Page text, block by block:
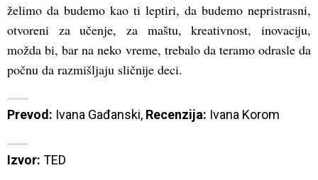
želimo da budemo kao ti leptiri, da budemo nepristrasni,
otvoreni za učenje, za maštu, kreativnost, inovaciju,
možda bi, bar na neko vreme, trebalo da teramo odrasle da
počnu da razmišljaju sličnije deci.
Prevod: Ivana Gađanski, Recenzija: Ivana Korom
Izvor: TED